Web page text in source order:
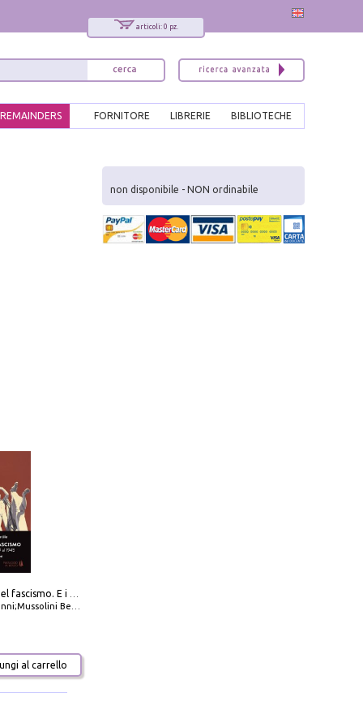
articoli: 0 pz.
BIBLIOTECHE
LIBRERIE
FORNITORE
REMAINDERS
La dottrina del fascismo. E i documenti ufficiali dal 1919 al 1945
Benito
al carrello
non disponibile - NON ordinabile
x
Interessato ai nostri libri?
Allora iscriviti alla nostra newsletter!
Sarai informato delle nostre novità, potrai
comunque cancellarti quando desideri.